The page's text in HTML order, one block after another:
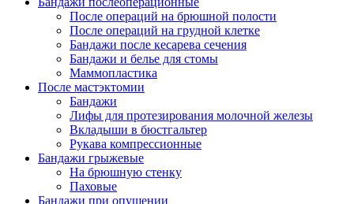
После операций на брюшной полости
После операций на грудной клетке
Бандажи после кесарева сечения
Бандажи и белье для стомы
Маммопластика
После мастэктомии
Бандажи
Лифы для протезирования молочной железы
Вкладыши в бюстгальтер
Рукава компрессионные
Бандажи грыжевые
На брюшную стенку
Паховые
Бандажи при опущении